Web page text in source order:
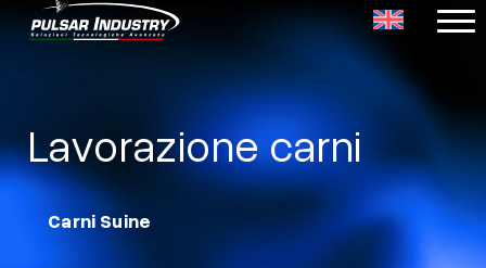
contenuto
Lavorazione carni
Carni Suine